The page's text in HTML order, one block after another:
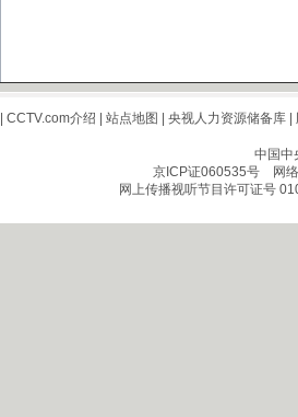
CCTV.com介绍 站点地图 央视人力资源储备库|
中国中
京ICP证060535号网络
网上传播视听节目许可证号